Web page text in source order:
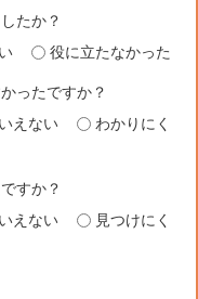
たか？
役に立たなかった
ったですか？
えない
わかりにく
すか？
えない
見つけにく